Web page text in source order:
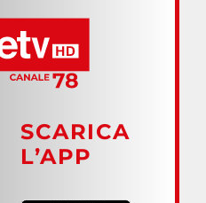
SCARICA
L’APP